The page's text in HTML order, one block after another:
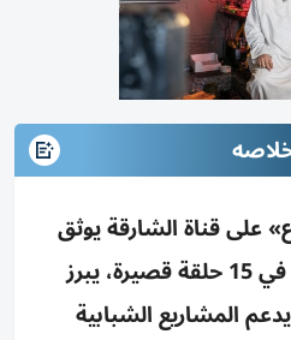
على قناة الشارقة يوثق
قصص رواد الأعمال في 15 حلقة قصيرة، يبرز
المشاريع الشبابية